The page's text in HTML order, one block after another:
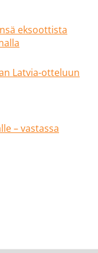
eksoottista
Latvia-otteluun
– vastassa